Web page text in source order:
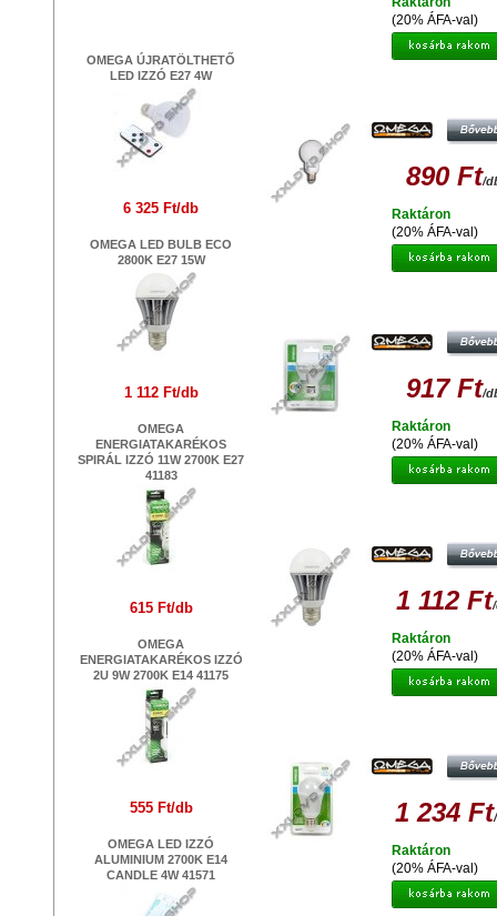
OMEGA ÚJRATÖLTHETŐ
LED IZZÓ E27 4W
6 325 Ft/db
OMEGA LED BULB ECO
2800K E27 15W
1 112 Ft/db
OMEGA
ENERGIATAKARÉKOS
SPIRÁL IZZÓ 11W 2700K E27
41183
615 Ft/db
OMEGA
ENERGIATAKARÉKOS IZZÓ
2U 9W 2700K E14 41175
555 Ft/db
OMEGA LED IZZÓ
ALUMINIUM 2700K E14
CANDLE 4W 41571
(20% ÁFA-val)
890 Ft/
(20% ÁFA-val)
Raktáron
917 Ft/
(20% ÁFA-val)
Raktáron
1 112 Ft
(20% ÁFA-val)
Raktáron
1 234 Ft
(20% ÁFA-val)
Raktáron